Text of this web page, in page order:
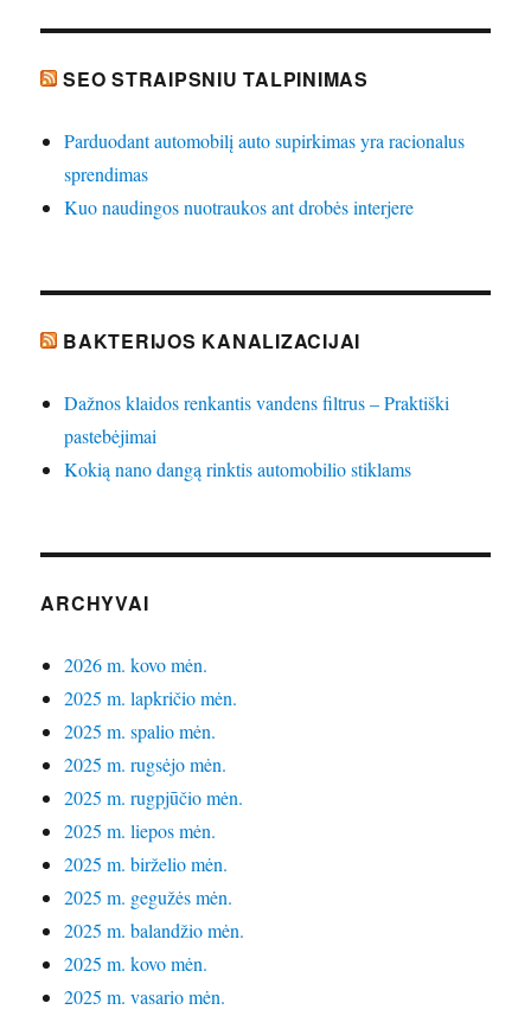
SEO STRAIPSNIU TALPINIMAS
Parduodant automobilį auto supirkimas yra racionalus
sprendimas
Kuo naudingos nuotraukos ant drobės interjere
BAKTERIJOS KANALIZACIJAI
Dažnos klaidos renkantis vandens filtrus – Praktiški
pastebėjimai
Kokią nano dangą rinktis automobilio stiklams
ARCHYVAI
2026 m. kovo mėn.
2025 m. lapkričio mėn.
2025 m. spalio mėn.
2025 m. rugsėjo mėn.
2025 m. rugpjūčio mėn.
2025 m. liepos mėn.
2025 m. birželio mėn.
2025 m. gegužės mėn.
2025 m. balandžio mėn.
2025 m. kovo mėn.
2025 m. vasario mėn.